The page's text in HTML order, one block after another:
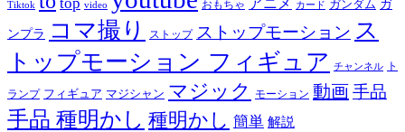
Tiktok video おもちゃ カード ガンダム ガ
ンプラ コマ撮り ストップ ストップモーション ス
トップモーション フィギュア チャンネル ト
ランプ フィギュア マジシャン マジック モーション 動画手品
手品 種明かし 種明かし 簡単 解説